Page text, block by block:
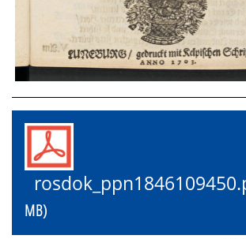
MB)